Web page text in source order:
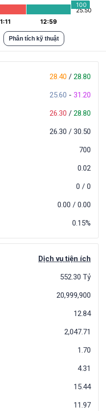
Phân tích kỹ thuật
28.80
/
28.40
31.20
-
25.60
28.80
/
26.30
30.50
/
26.30
700
0.02
0
/
0
0.00
/
0.00
0.15%
Dịch vụ tiện ích
552.30 Tỷ
20,999,900
12.84
2,047.71
1.70
4.31
15.44
11.97